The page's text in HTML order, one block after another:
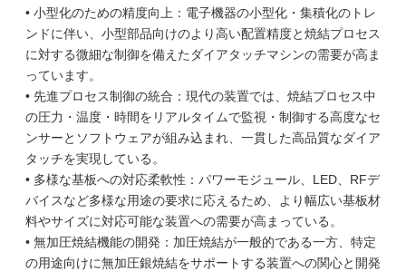
• 小型化のための精度向上：電子機器の小型化・集積化のトレ
ンドに伴い、小型部品向けのより高い配置精度と焼結プロセス
に対する微細な制御を備えたダイアタッチマシンの需要が高ま
っています。
• 先進プロセス制御の統合：現代の装置では、焼結プロセス中
の圧力・温度・時間をリアルタイムで監視・制御する高度なセ
ンサーとソフトウェアが組み込まれ、一貫した高品質なダイア
タッチを実現している。
• 多様な基板への対応柔軟性：パワーモジュール、LED、RFデ
バイスなど多様な用途の要求に応えるため、より幅広い基板材
料やサイズに対応可能な装置への需要が高まっている。
• 無加圧焼結機能の開発：加圧焼結が一般的である一方、特定
の用途向けに無加圧銀焼結をサポートする装置への関心と開発